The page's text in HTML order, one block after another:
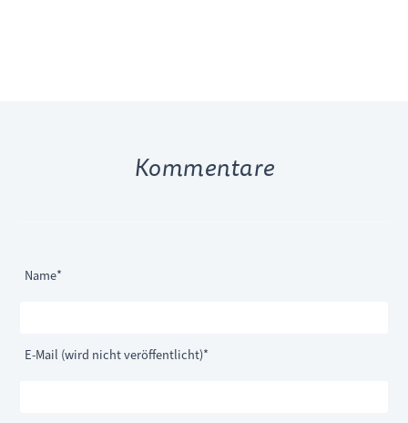
Kommentare
Pflichtfeld
Name*
Pflichtfeld
E-Mail (wird nicht veröffentlicht)*